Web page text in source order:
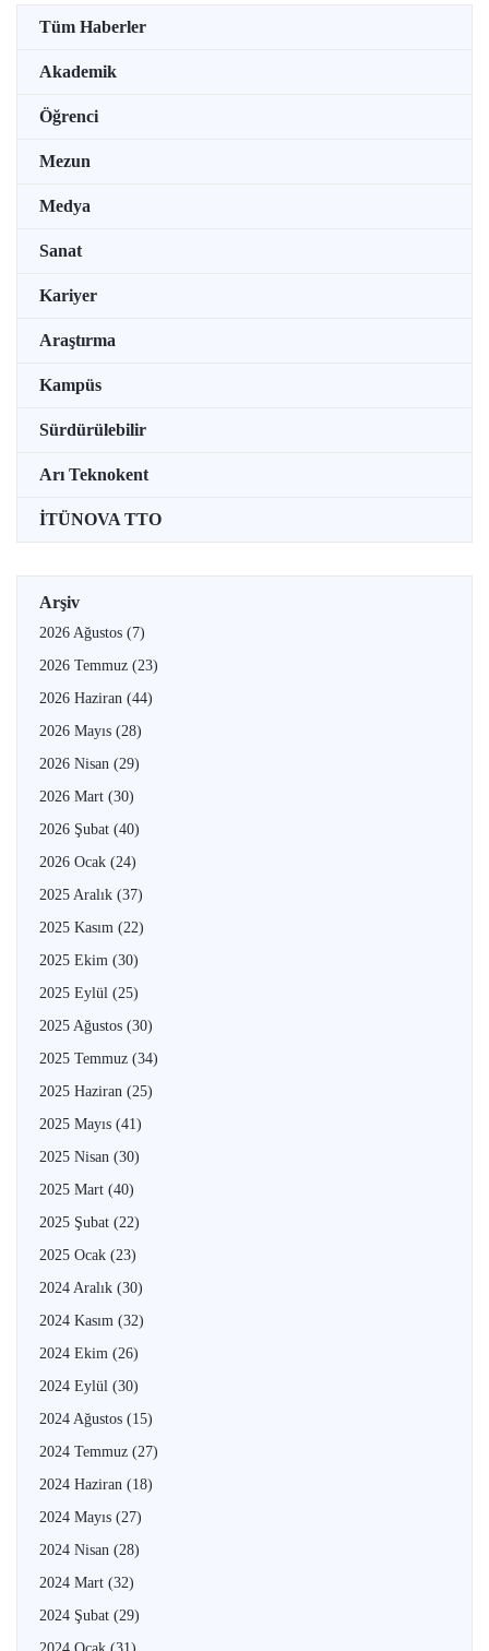
Tüm Haberler
Akademik
Öğrenci
Mezun
Medya
Sanat
Kariyer
Araştırma
Kampüs
Sürdürülebilir
Arı Teknokent
İTÜNOVA TTO
Arşiv
2026 Ağustos (7)
2026 Temmuz (23)
2026 Haziran (44)
2026 Mayıs (28)
2026 Nisan (29)
2026 Mart (30)
2026 Şubat (40)
2026 Ocak (24)
2025 Aralık (37)
2025 Kasım (22)
2025 Ekim (30)
2025 Eylül (25)
2025 Ağustos (30)
2025 Temmuz (34)
2025 Haziran (25)
2025 Mayıs (41)
2025 Nisan (30)
2025 Mart (40)
2025 Şubat (22)
2025 Ocak (23)
2024 Aralık (30)
2024 Kasım (32)
2024 Ekim (26)
2024 Eylül (30)
2024 Ağustos (15)
2024 Temmuz (27)
2024 Haziran (18)
2024 Mayıs (27)
2024 Nisan (28)
2024 Mart (32)
2024 Şubat (29)